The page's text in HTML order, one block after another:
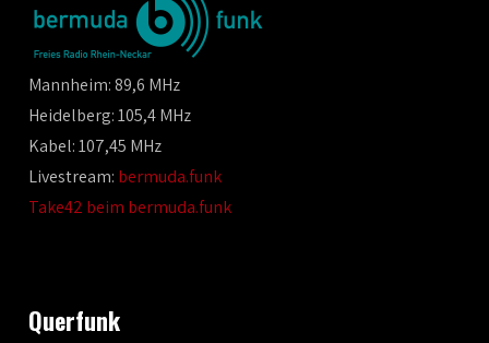
Mannheim: 89,6 MHz
Heidelberg: 105,4 MHz
Kabel: 107,45 MHz
Livestream: bermuda.funk
Take42 beim bermuda.funk
Querfunk